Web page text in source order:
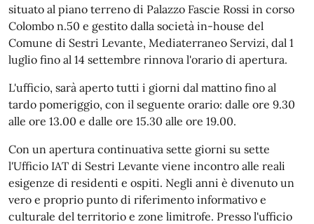
situato al piano terreno di Palazzo Fascie Rossi in corso
Colombo n.50 e gestito dalla società in-house del
Comune di Sestri Levante, Mediaterraneo Servizi, dal 1
luglio fino al 14 settembre rinnova l'orario di apertura.
L'ufficio, sarà aperto tutti i giorni dal mattino fino al
tardo pomeriggio, con il seguente orario: dalle ore 9.30
alle ore 13.00 e dalle ore 15.30 alle ore 19.00.
Con un apertura continuativa sette giorni su sette
l'Ufficio IAT di Sestri Levante viene incontro alle reali
esigenze di residenti e ospiti. Negli anni è divenuto un
vero e proprio punto di riferimento informativo e
culturale del territorio e zone limitrofe. Presso l'ufficio